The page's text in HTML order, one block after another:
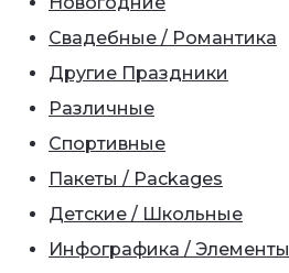
Свадебные / Романтика
Другие Праздники
Различные
Спортивные
Пакеты / Packages
Детские / Школьные
Инфографика / Элементы